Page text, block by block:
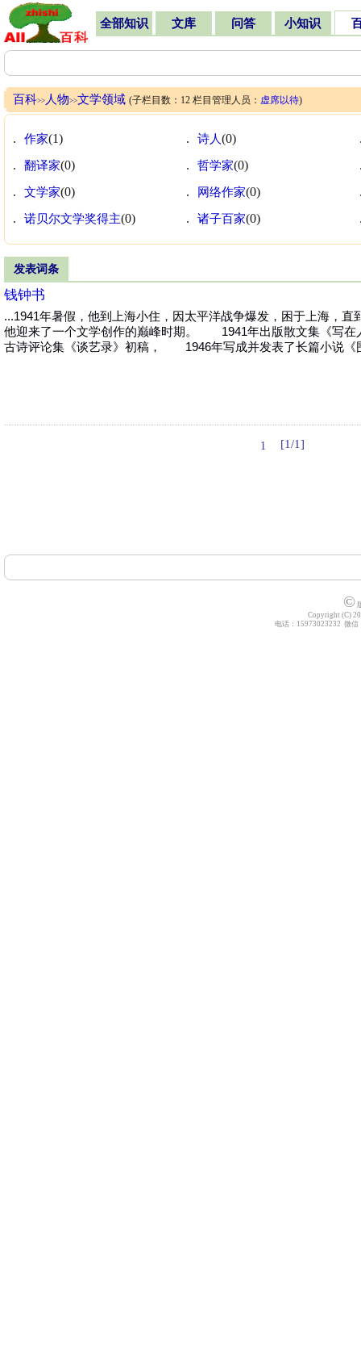
全部知识 文库 问答 小知识
百科>> 人物>>文学领域 (子栏目数：12 栏目管理人员： 虚席以待)
. 作家(1) . 诗人(0)
. 翻译家(0) . 哲学家(0)
. 文学家(0) . 网络作家(0)
. 诺贝尔文学奖得主(0) . 诸子百家(0)
发表词条
钱钟书
...1941年暑假，他到上海小住，因太平洋战争爆发，困于上海，直
他迎来了一个文学创作的巅峰时期。 1941年出版散文集《写
古诗评论集《谈艺录》初稿， 1946年写成并发表了长篇小说《
1 [1/1]
©
Copyright (C)
电话：15973023232 微